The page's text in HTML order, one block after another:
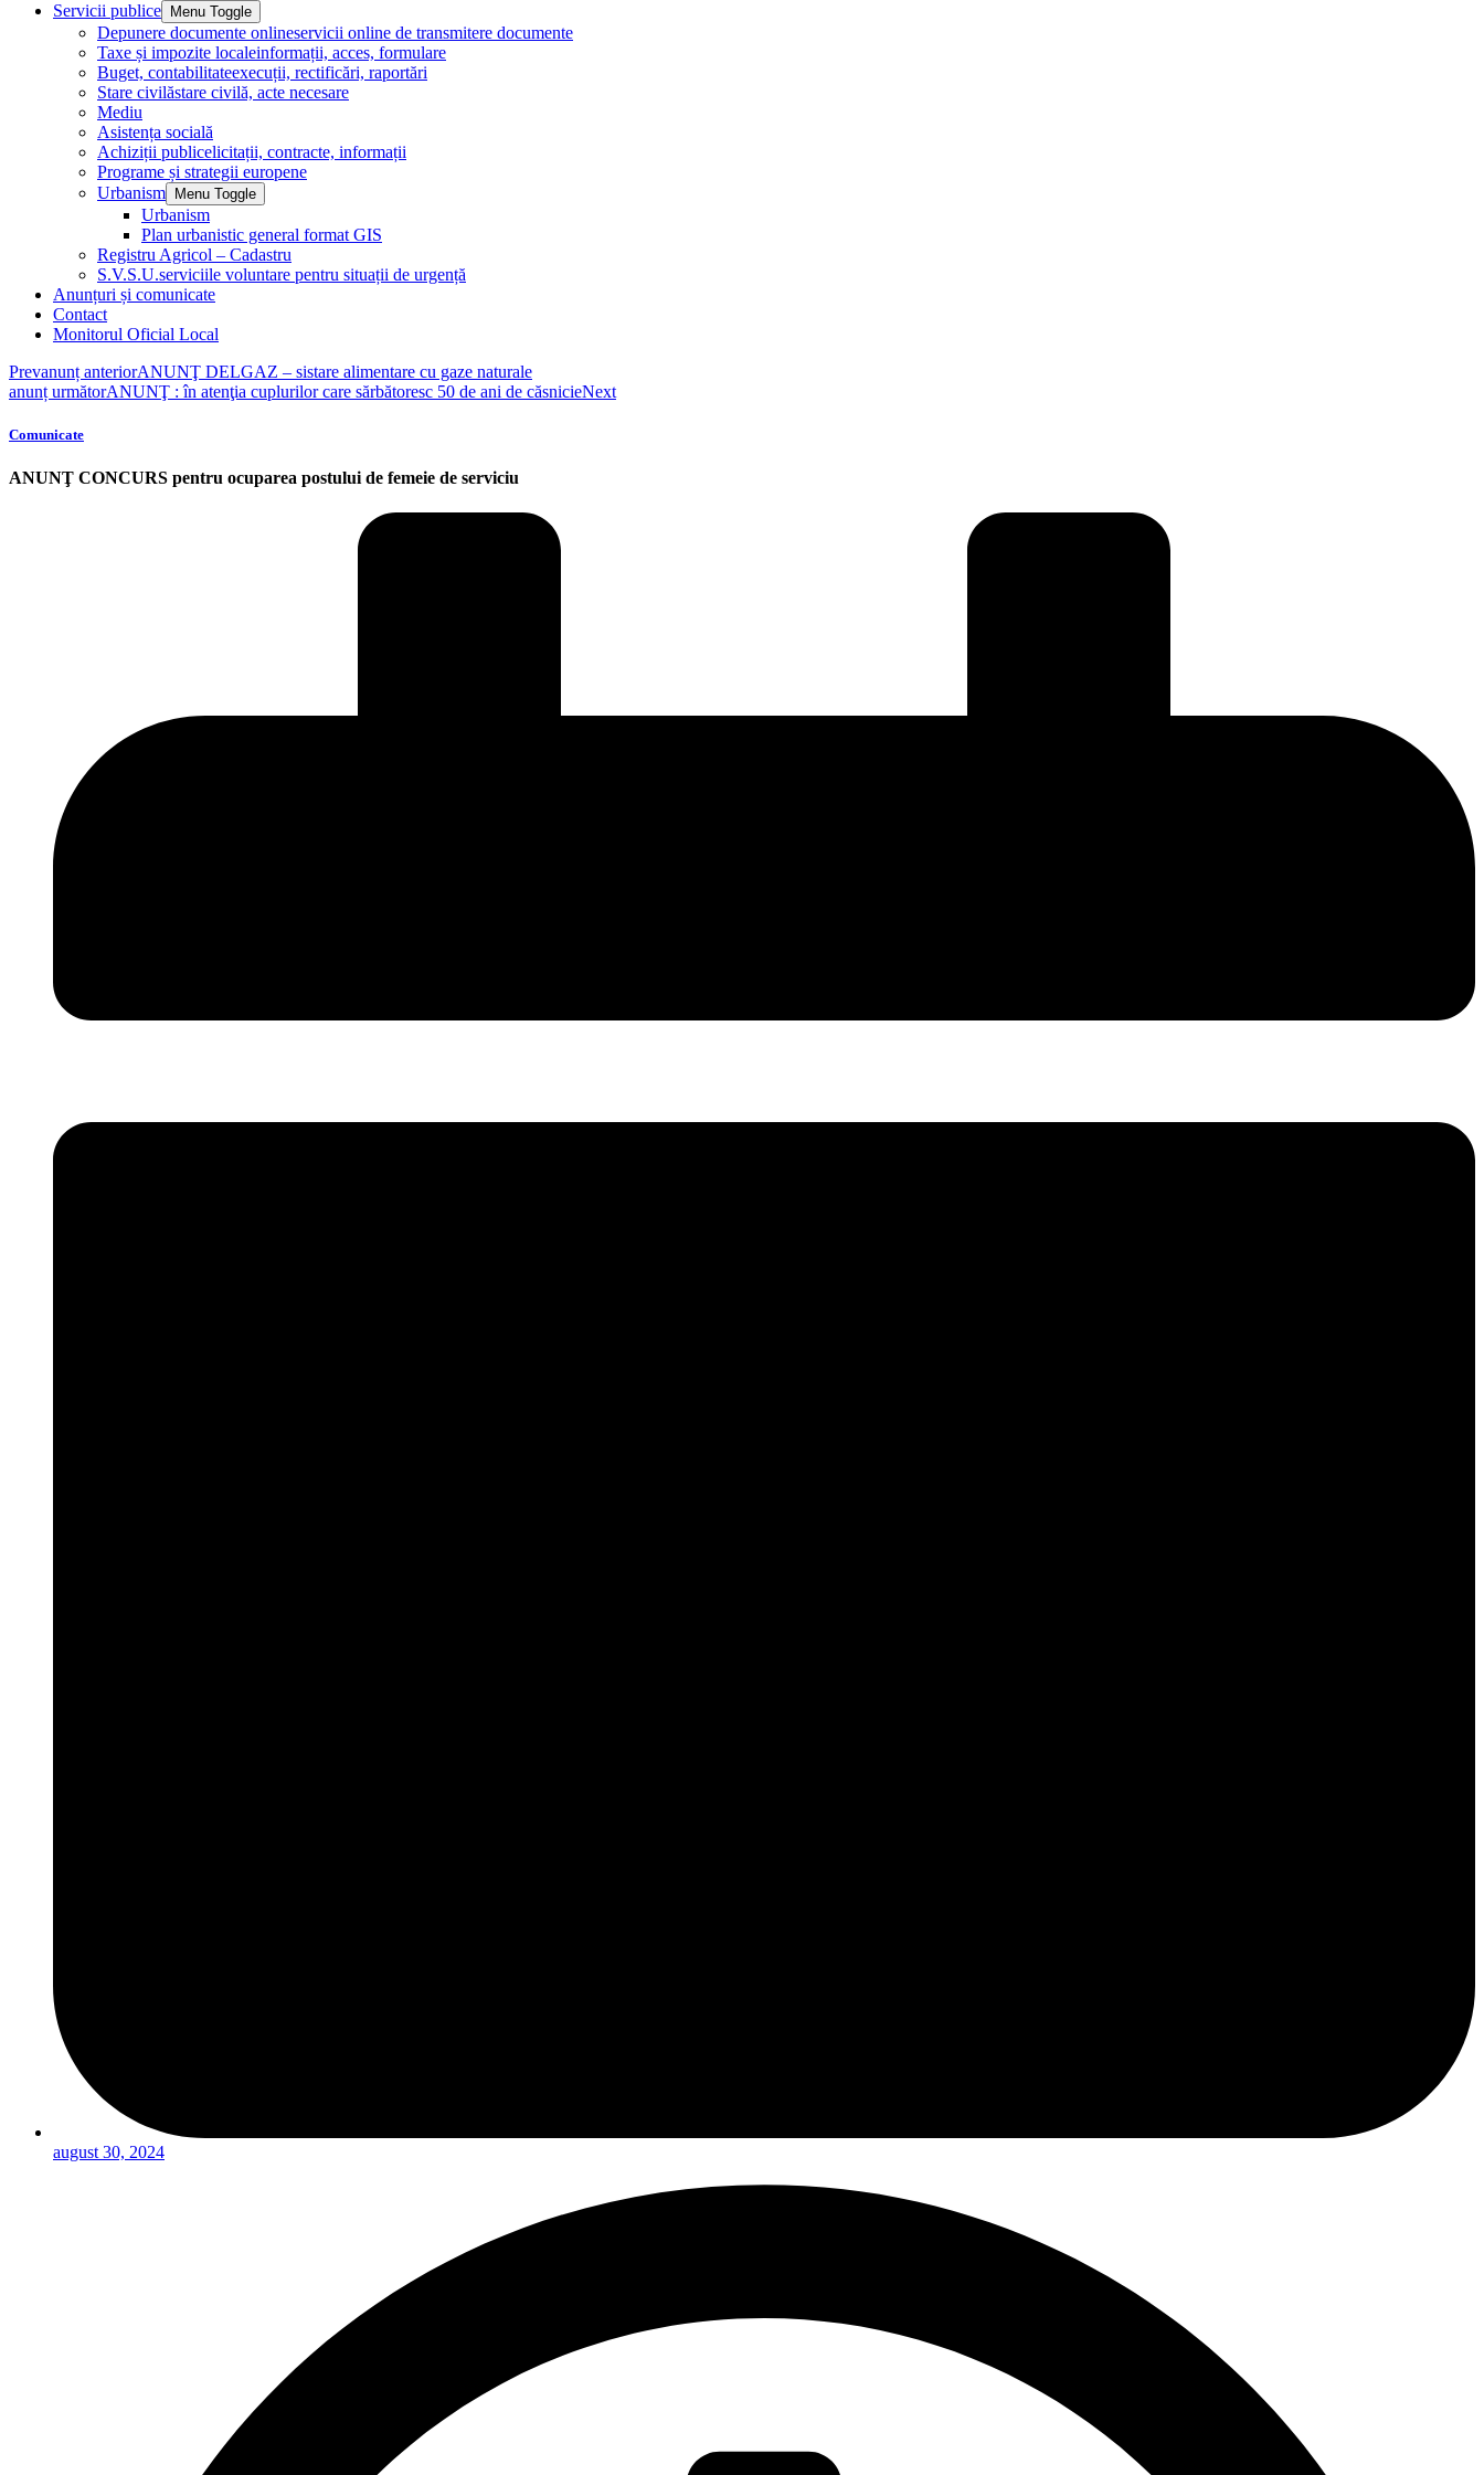
Servicii publice
Menu Toggle
Depunere documente onlineservicii online de transmitere documente
Taxe și impozite localeinformații, acces, formulare
Buget, contabilitateexecuții, rectificări, raportări
Stare civilăstare civilă, acte necesare
Mediu
Asistența socială
Achiziții publicelicitații, contracte, informații
Programe și strategii europene
Urbanism
Menu Toggle
Urbanism
Plan urbanistic general format GIS
Registru Agricol – Cadastru
S.V.S.U.serviciile voluntare pentru situații de urgență
Anunțuri și comunicate
Contact
Monitorul Oficial Local
Prevanunț anteriorANUNŢ DELGAZ – sistare alimentare cu gaze naturale
anunț următorANUNŢ : în atenţia cuplurilor care sărbătoresc 50 de ani de căsnicieNext
Comunicate
ANUNŢ CONCURS pentru ocuparea postului de femeie de serviciu
august 30, 2024